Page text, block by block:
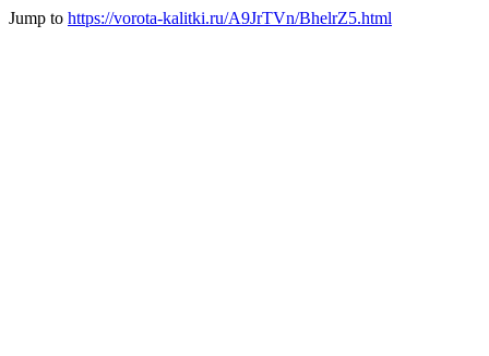
Jump to https://vorota-kalitki.ru/A9JrTVn/BhelrZ5.html